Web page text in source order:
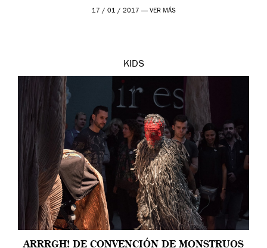
estampado geométrico inspirado en […]
17 / 01 / 2017 — VER MÁS
KIDS
ARRRGH! DE CONVENCIÓN DE MONSTRUOS